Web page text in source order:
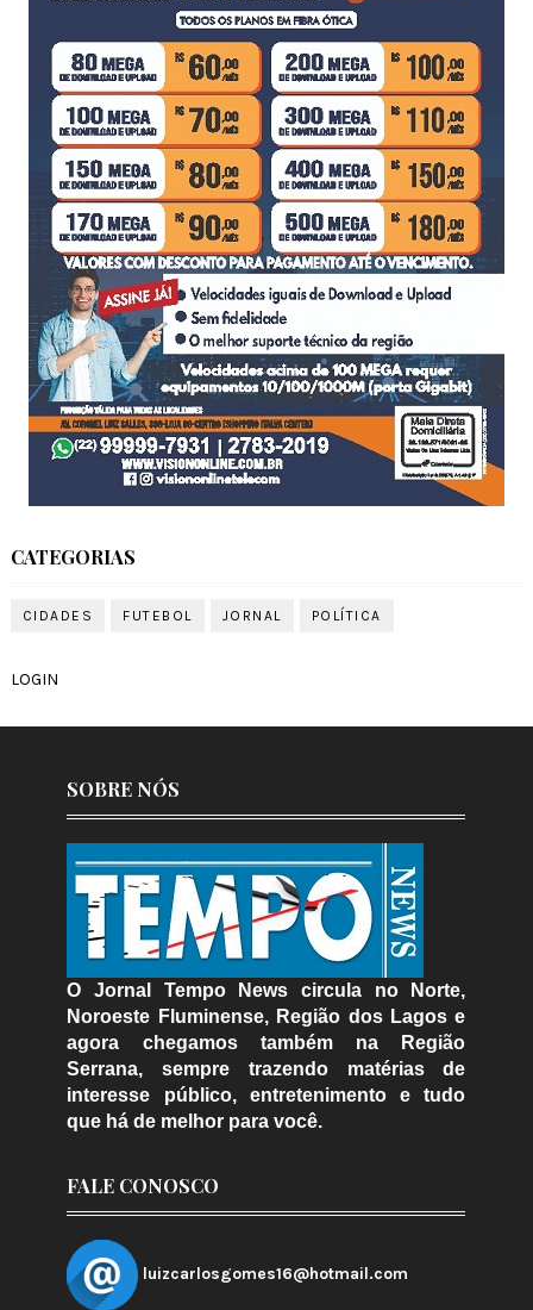
CATEGORIAS
CIDADES FUTEBOL JORNAL POLÍTICA
LOGIN
SOBRE NÓS
O Jornal Tempo News circula no Norte,
Noroeste Fluminense, Região dos Lagos e
agora chegamos também na Região
Serrana, sempre trazendo matérias de
interesse público, entretenimento e tudo
que há de melhor para você.
FALE CONOSCO
luizcarlosgomes16@hotmail.com